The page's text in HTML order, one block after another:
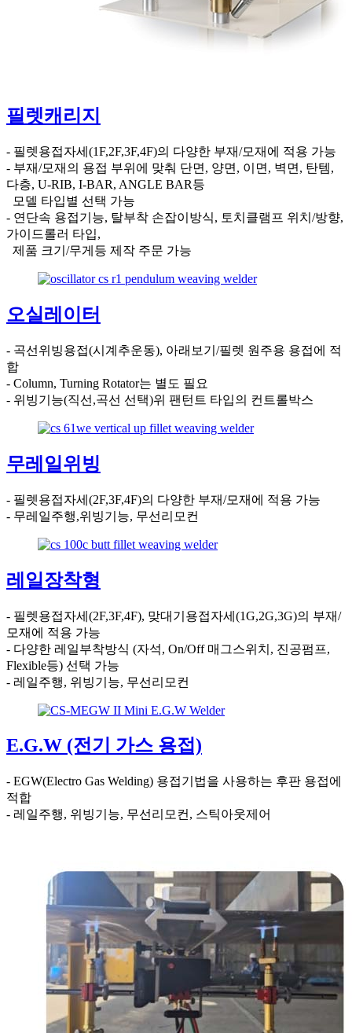
필렛캐리지
- 필렛용접자세(1F,2F,3F,4F)의 다양한 부재/모재에 적용 가능
- 부재/모재의 용접 부위에 맞춰 단면, 양면, 이면, 벽면, 탄템,
다층, U-RIB, I-BAR, ANGLE BAR등
ㅤㅤㅤ 모델 타입별 선택 가능
- 연단속 용접기능, 탈부착 손잡이방식, 토치클램프 위치/방향,
가이드롤러 타입,
제품 크기/무게등 제작 주문 가능
오실레이터
- 곡선위빙용접(시계추운동), 아래보기/필렛 원주용 용접에 적
합
- Column, Turning Rotator는 별도 필요
- 위빙기능(직선,곡선 선택)위 팬턴트 타입의 컨트롤박스
무레일위빙
- 필렛용접자세(2F,3F,4F)의 다양한 부재/모재에 적용 가능
- 무레일주행,위빙기능, 무선리모컨
레일장착형
- 필렛용접자세(2F,3F,4F), 맞대기용접자세(1G,2G,3G)의 부재/
모재에 적용 가능
- 다양한 레일부착방식 (자석, On/Off 매그스위치, 진공펌프,
Flexible등) 선택 가능
- 레일주행, 위빙기능, 무선리모컨
E.G.W (전기 가스 용접)
- EGW(Electro Gas Welding) 용접기법을 사용하는 후판 용접에
적합
- 레일주행, 위빙기능, 무선리모컨, 스틱아웃제어